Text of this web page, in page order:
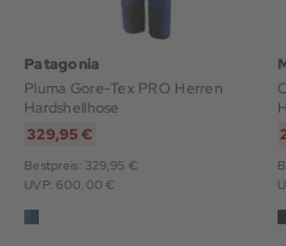
Patagonia
Pluma Gore-Tex PRO Herren
Hardshellhose
329,95 €
Bestpreis: 329,95 €
UVP: 600,00 €